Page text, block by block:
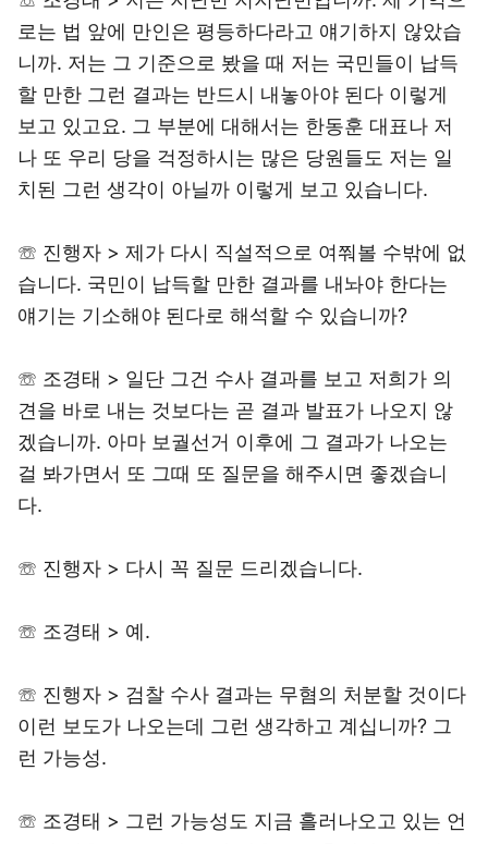
로는 법 앞에 만인은 평등하다라고 얘기하지 않았습
니까. 저는 그 기준으로 봤을 때 저는 국민들이 납득
할 만한 그런 결과는 반드시 내놓아야 된다 이렇게
보고 있고요. 그 부분에 대해서는 한동훈 대표나 저
나 또 우리 당을 걱정하시는 많은 당원들도 저는 일
치된 그런 생각이 아닐까 이렇게 보고 있습니다.
☏ 진행자 > 제가 다시 직설적으로 여쭤볼 수밖에 없
습니다. 국민이 납득할 만한 결과를 내놔야 한다는
얘기는 기소해야 된다로 해석할 수 있습니까?
☏ 조경태 > 일단 그건 수사 결과를 보고 저희가 의
견을 바로 내는 것보다는 곧 결과 발표가 나오지 않
겠습니까. 아마 보궐선거 이후에 그 결과가 나오는
걸 봐가면서 또 그때 또 질문을 해주시면 좋겠습니
다.
☏ 진행자 > 다시 꼭 질문 드리겠습니다.
☏ 조경태 > 예.
☏ 진행자 > 검찰 수사 결과는 무혐의 처분할 것이다
이런 보도가 나오는데 그런 생각하고 계십니까? 그
런 가능성.
☏ 조경태 > 그런 가능성도 지금 흘러나오고 있는 언